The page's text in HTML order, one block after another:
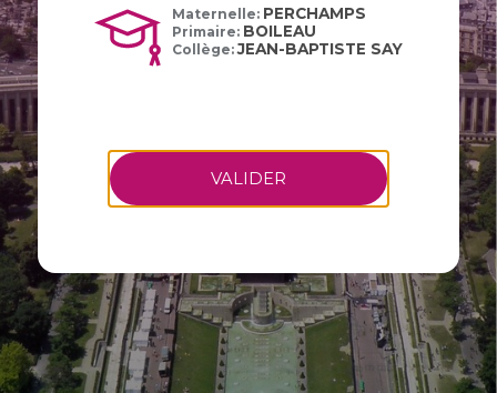
Maternelle: PERCHAMPS
Primaire: BOILEAU
Collège:JEAN-BAPTISTE SAY
VALIDER